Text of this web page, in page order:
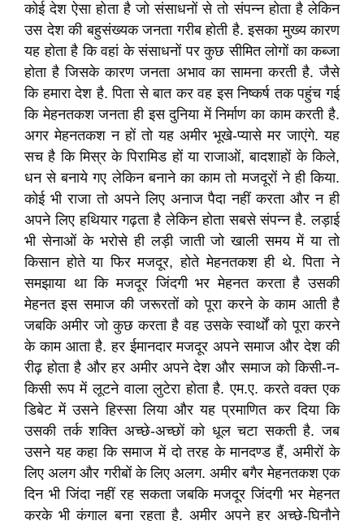
कोई देश ऐसा होता है जो संसाधनों से तो संपन्न होता है लेकिन
उस देश की बहुसंख्यक जनता गरीब होती है. इसका मुख्य कारण
यह होता है कि वहां के संसाधनों पर कुछ सीमित लोगों का कब्जा
होता है जिसके कारण जनता अभाव का सामना करती है. जैसे
कि हमारा देश है. पिता से बात कर वह इस निष्कर्ष तक पहुंच गई
कि मेहनतकश जनता ही इस दुनिया में निर्माण का काम करती है.
अगर मेहनतकश न हों तो यह अमीर भूखे-प्यासे मर जाएंगे. यह
सच है कि मिस्र के पिरामिड हों या राजाओं, बादशाहों के किले,
धन से बनाये गए लेकिन बनाने का काम तो मजदूरों ने ही किया.
कोई भी राजा तो अपने लिए अनाज पैदा नहीं करता और न ही
अपने लिए हथियार गढ़ता है लेकिन होता सबसे संपन्न है. लड़ाई
भी सेनाओं के भरोसे ही लड़ी जाती जो खाली समय में या तो
किसान होते या फिर मजदूर, होते मेहनतकश ही थे. पिता ने
समझाया था कि मजदूर जिंदगी भर मेहनत करता है उसकी
मेहनत इस समाज की जरूरतों को पूरा करने के काम आती है
जबकि अमीर जो कुछ करता है वह उसके स्वार्थों को पूरा करने
के काम आता है. हर ईमानदार मजदूर अपने समाज और देश की
रीढ़ होता है और हर अमीर अपने देश और समाज को किसी-न-
किसी रूप में लूटने वाला लुटेरा होता है. एम.ए. करते वक्त एक
डिबेट में उसने हिस्सा लिया और यह प्रमाणित कर दिया कि
उसकी तर्क शक्ति अच्छे-अच्छों को धूल चटा सकती है. जब
उसने यह कहा कि समाज में दो तरह के मानदण्ड हैं, अमीरों के
लिए अलग और गरीबों के लिए अलग. अमीर बगैर मेहनतकश एक
दिन भी जिंदा नहीं रह सकता जबकि मजदूर जिंदगी भर मेहनत
करके भी कंगाल बना रहता है. अमीर अपने हर अच्छे-घिनौने